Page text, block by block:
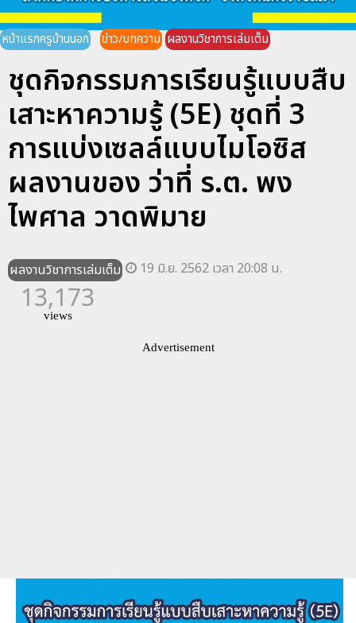
หน้าแรกครูบ้านนอก ข่าว/บทความ ผลงานวิชาการเล่มเต็ม
ชุดกิจกรรมการเรียนรู้แบบสืบ
เสาะหาความรู้ (5E) ชุดที่ 3
การแบ่งเซลล์แบบไมโอซิส
ผลงานของ ว่าที่ ร.ต. พง
ไพศาล วาดพิมาย
ผลงานวิชาการเล่มเต็ม 19 มิ.ย. 2562 เวลา 20:08 น.
13,173
views
Advertisement